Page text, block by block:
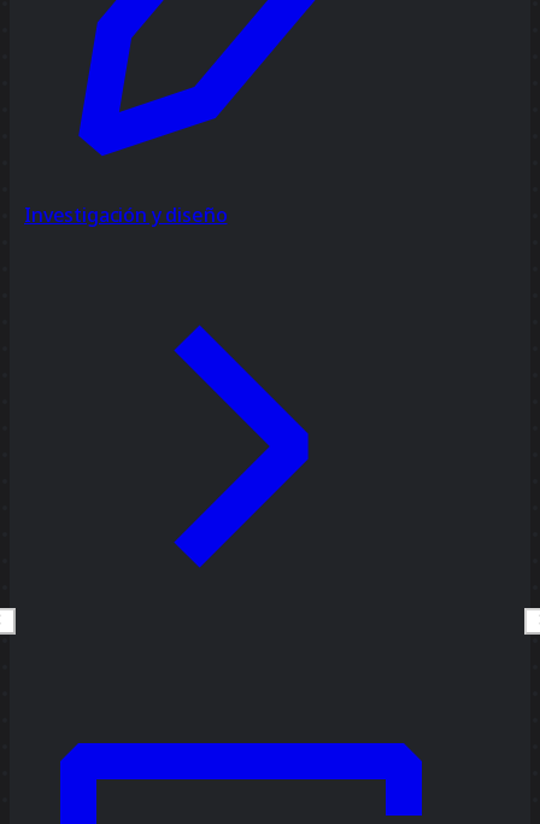
Investigación y diseño